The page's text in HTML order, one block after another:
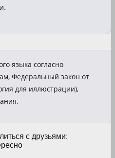
языка согласно
Федеральный закон от
для иллюстрации),
с друзьями: